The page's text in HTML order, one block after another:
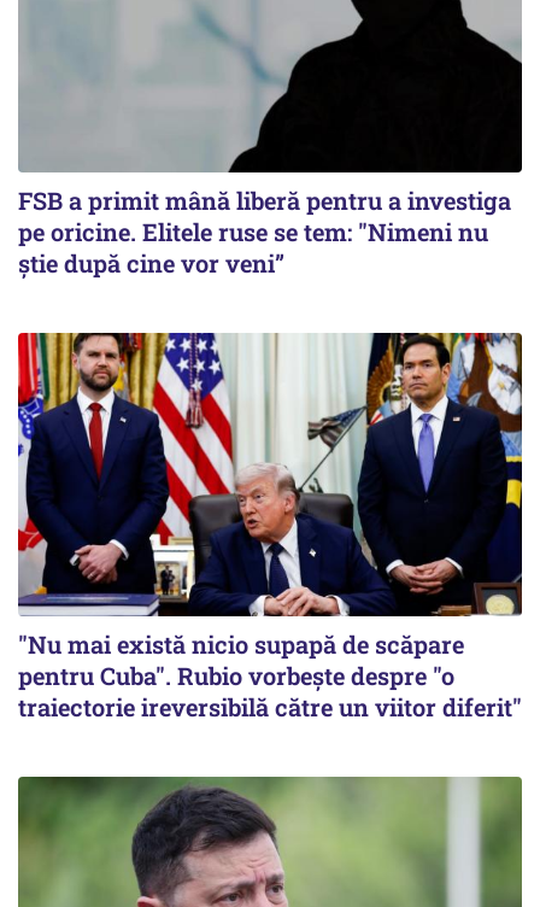
FSB a primit mână liberă pentru a investiga
pe oricine. Elitele ruse se tem: "Nimeni nu
știe după cine vor veni”
"Nu mai există nicio supapă de scăpare
pentru Cuba". Rubio vorbește despre "o
traiectorie ireversibilă către un viitor diferit"